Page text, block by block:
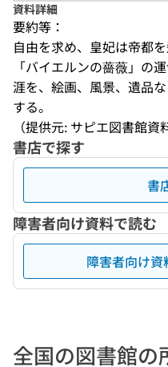
資料詳細
要約等：
自由を求め、皇妃は帝都
「バイエルンの薔薇」の
涯を、絵画、風景、遺品
する。
（提供元: サピエ図書館資
書店で探す
書
障害者向け資料で読む
障害者向け資
全国の図書館の